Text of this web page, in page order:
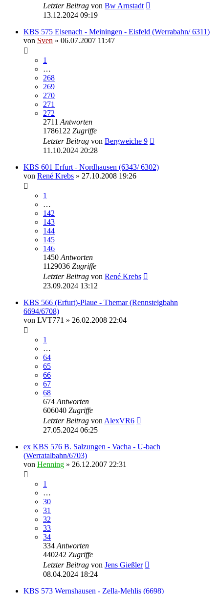
Letzter Beitrag von Bw Arnstadt
13.12.2024 09:19
KBS 575 Eisenach - Meiningen - Eisfeld (Werrabahn/ 6311)
von Sven » 06.07.2007 11:47
1
…
268
269
270
271
272
2711 Antworten
1786122 Zugriffe
Letzter Beitrag von Bergweiche 9
11.10.2024 20:28
KBS 601 Erfurt - Nordhausen (6343/ 6302)
von René Krebs » 27.10.2008 19:26
1
…
142
143
144
145
146
1450 Antworten
1129036 Zugriffe
Letzter Beitrag von René Krebs
23.09.2024 13:12
KBS 566 (Erfurt)-Plaue - Themar (Rennsteigbahn
6694/6708)
von LVT771 » 26.02.2008 22:04
1
…
64
65
66
67
68
674 Antworten
606040 Zugriffe
Letzter Beitrag von AlexVR6
27.05.2024 06:25
ex KBS 576 B. Salzungen - Vacha - U-bach
(Werratalbahn/6703)
von Henning » 26.12.2007 22:31
1
…
30
31
32
33
34
334 Antworten
440242 Zugriffe
Letzter Beitrag von Jens Gießler
08.04.2024 18:24
KBS 573 Wernshausen - Zella-Mehlis (6698)